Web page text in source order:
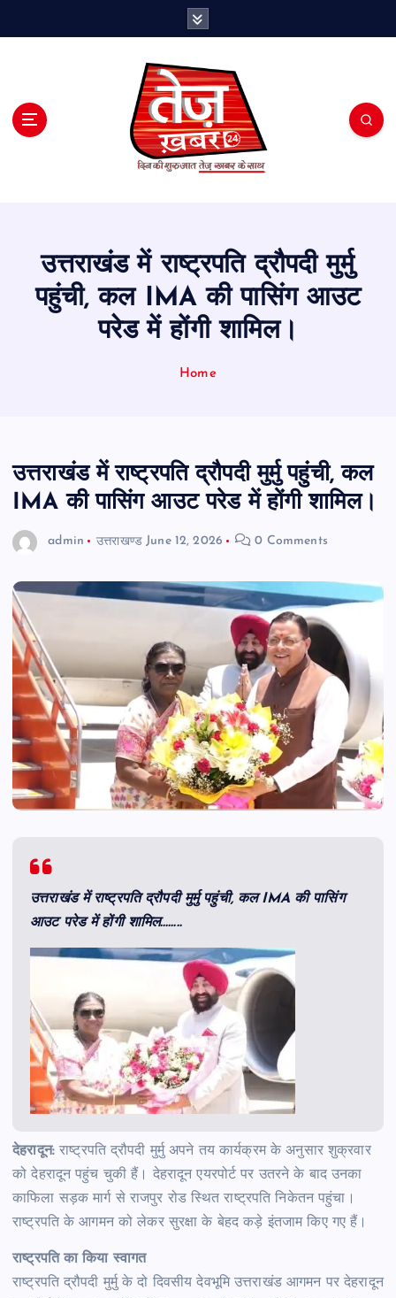
उत्तराखंड में राष्ट्रपति द्रौपदी मुर्मु
पहुंची, कल IMA की पासिंग आउट
परेड में होंगी शामिल।
Home
उत्तराखंड में राष्ट्रपति द्रौपदी मुर्मु पहुंची, कल
IMA की पासिंग आउट परेड में होंगी शामिल।
admin उत्तराखण्ड June 12, 2026 0 Comments
उत्तराखंड में राष्ट्रपति द्रौपदी मुर्मु पहुंची, कल IMA की पासिंग
आउट परेड में होंगी शामिल……..
देहरादून:राष्ट्रपति द्रौपदी मुर्मु अपने तय कार्यक्रम के अनुसार शुक्रवार
को देहरादून पहुंच चुकी हैं। देहरादून एयरपोर्ट पर उतरने के बाद उनका
काफिला सड़क मार्ग से राजपुर रोड स्थित राष्ट्रपति निकेतन पहुंचा।
राष्ट्रपति के आगमन को लेकर सुरक्षा के बेहद कड़े इंतजाम किए गए हैं।
राष्ट्रपति का किया स्वागत
राष्ट्रपति द्रौपदी मुर्मु के दो दिवसीय देवभूमि उत्तराखंड आगमन पर देहरादून